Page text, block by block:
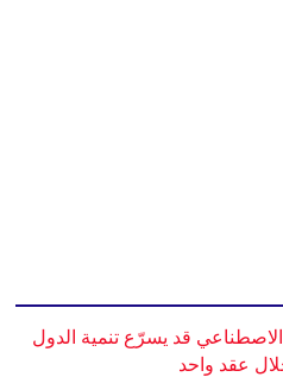
الاصطناعي قد يسرّع تنمية الدول
عقد واحد